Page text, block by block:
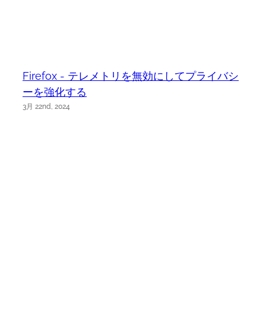
Firefox - テレメトリを無効にしてプライバシ
ーを強化する
3月 22nd, 2024